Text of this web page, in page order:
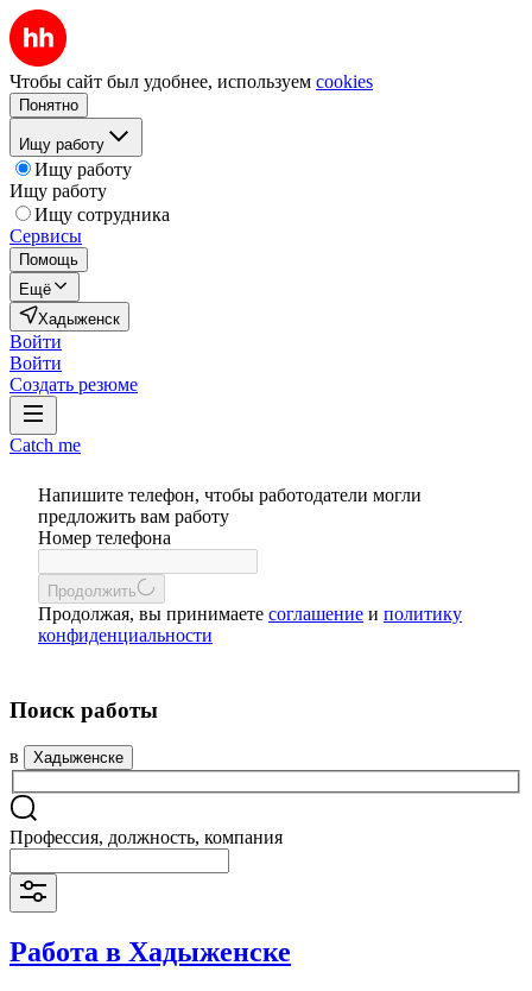
Чтобы сайт был удобнее, используем cookies
Понятно
Ищу работу
Ищу работу
Ищу работу
Ищу сотрудника
Сервисы
Помощь
Ещё
Хадыженск
Войти
Войти
Создать резюме
Catch me
Напишите телефон, чтобы работодатели могли
предложить вам работу
Номер телефона
Продолжить
Продолжая, вы принимаете соглашение и политику
конфиденциальности
Поиск работы
в Хадыженске
Профессия, должность, компания
Работа в Хадыженске